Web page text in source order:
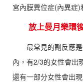
宮內膜異位症(內異症)
放上曼月樂環後
最常見的副反應是
內，有2/3的女性會出
還有一部分女性會出